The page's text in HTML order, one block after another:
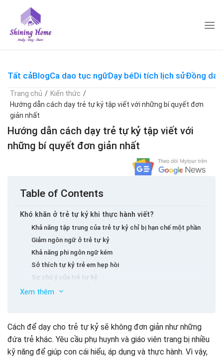
content
Tất cảBlogCa dao tục ngữDạy béDi tích lịch sửĐồng dao
Trang chủ / Kiến thức /
Hướng dẫn cách dạy trẻ tự kỷ tập viết với những bí quyết đơn
giản nhất
Hướng dẫn cách dạy trẻ tự kỷ tập viết với
những bí quyết đơn giản nhất
Table of Contents
Khó khăn ở trẻ tự kỷ khi thực hành viết?
Khả năng tập trung của trẻ tự kỷ chỉ bị hạn chế một phần
Giảm ngôn ngữ ở trẻ tự kỷ
Khả năng phi ngôn ngữ kém
Sở thích tự kỷ trẻ em hẹp hòi
Sự chú ý của trẻ tự kỷ
Gợi ý về cách dạy cho trẻ tự kỷ thực hành một cách
hành tự kỷ
Kết luận
Xem thêm
Cách để dạy cho trẻ tự kỷ sẽ không đơn giản như những
đứa trẻ khác. Yêu cầu phụ huynh và giáo viên trang bị nhiều
kỹ năng để giúp con cái hiểu, áp dụng và thực hành. Vì vậy,